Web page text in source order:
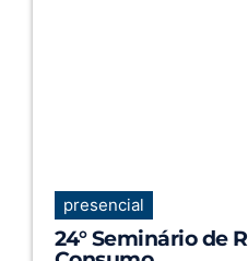
presencial
24° Seminário de